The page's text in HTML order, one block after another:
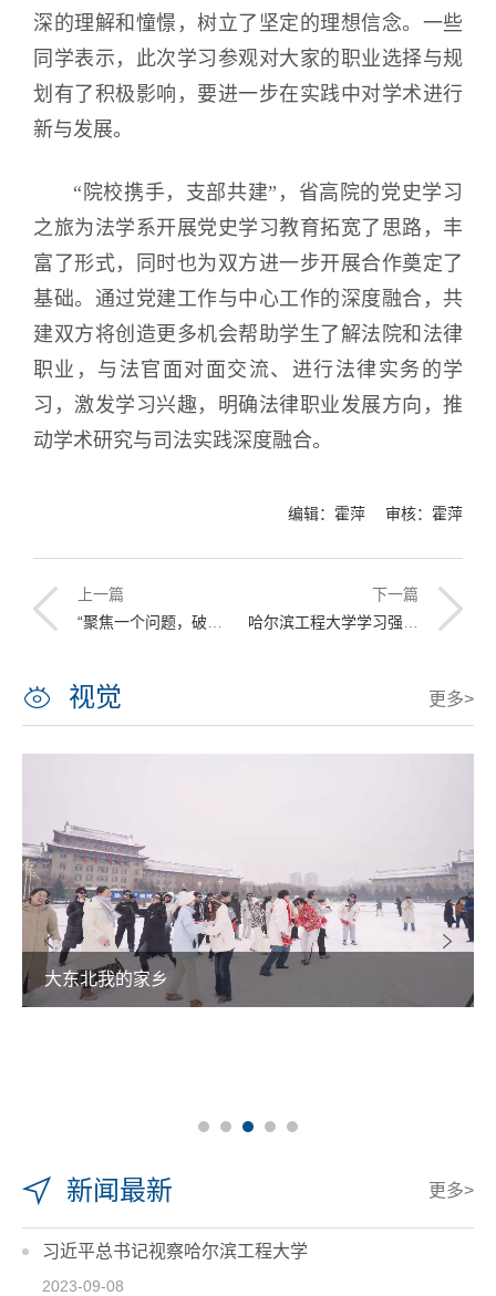
深的理解和憧憬，树立了坚定的理想信念。一些
同学表示，此次学习参观对大家的职业选择与规
划有了积极影响，要进一步在实践中对学术进行
新与发展。
“院校携手，支部共建”，省高院的党史学习
之旅为法学系开展党史学习教育拓宽了思路，丰
富了形式，同时也为双方进一步开展合作奠定了
基础。通过党建工作与中心工作的深度融合，共
建双方将创造更多机会帮助学生了解法院和法律
职业，与法官面对面交流、进行法律实务的学
习，激发学习兴趣，明确法律职业发展方向，推
动学术研究与司法实践深度融合。
编辑：霍萍 审核：霍萍
上一篇
“聚焦一个问题，破解一个难题” 外语系党委中心组学习落实落地
下一篇
哈尔滨工程大学学习强国号上线
视觉 更多>
大东北我的家乡
新闻最新 更多>
习近平总书记视察哈尔滨工程大学
2023-09-08